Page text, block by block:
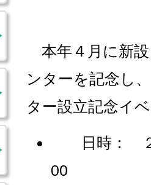
本年４月に新
ンターを記念し
ター設立記念イ
日時： ２
00